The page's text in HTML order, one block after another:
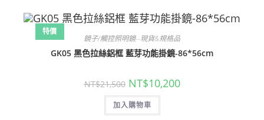
特價
鏡子/觸控照明鏡--現貨&規格品
GK05 黑色拉絲鋁框 藍芽功能掛鏡-86*56cm
NT$21,500 原
始
價
格：
NT$21,500。
NT$10,200目
前
加入購物車